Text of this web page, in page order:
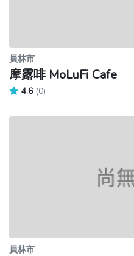
員林市
摩露啡 MoLuFi Cafe
4.6 (0)
員林市